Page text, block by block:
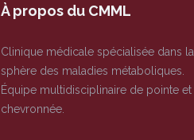
À propos du CMML
Clinique médicale spécialisée dans la
sphère des maladies métaboliques.
Équipe multidisciplinaire de pointe et
chevronnée.